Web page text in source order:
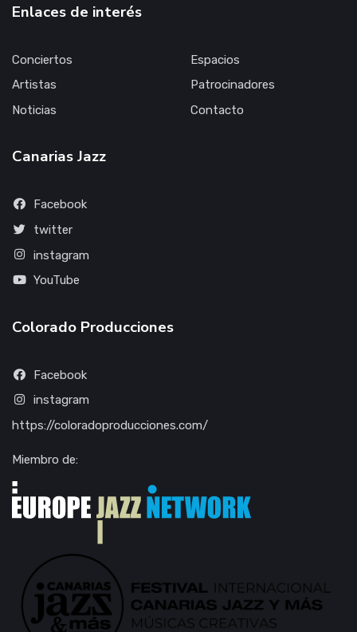
Enlaces de interés
Conciertos
Artistas
Noticias
Espacios
Patrocinadores
Contacto
Canarias Jazz
Facebook
twitter
instagram
YouTube
Colorado Producciones
Facebook
instagram
https://coloradoproducciones.com/
Miembro de: